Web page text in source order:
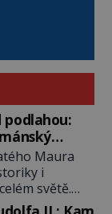
Maura
i
světě.
památka